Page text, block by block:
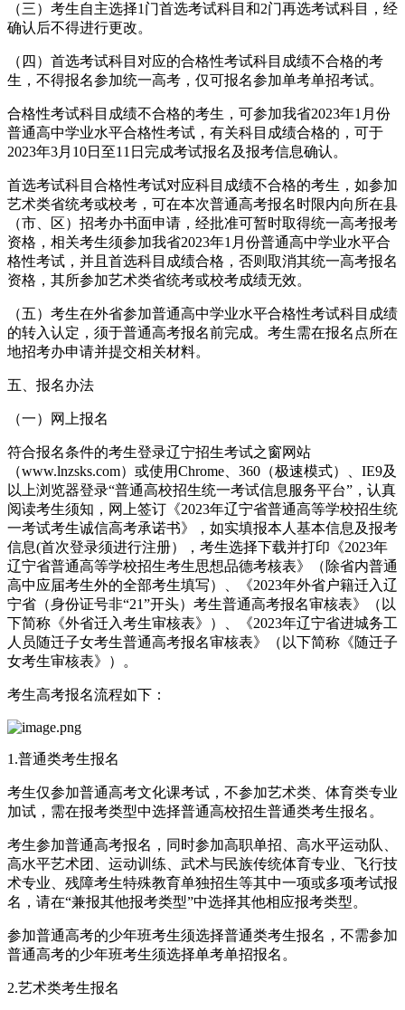
（三）考生自主选择1门首选考试科目和2门再选考试科目，经
确认后不得进行更改。
（四）首选考试科目对应的合格性考试科目成绩不合格的考
生，不得报名参加统一高考，仅可报名参加单考单招考试。
合格性考试科目成绩不合格的考生，可参加我省2023年1月份
普通高中学业水平合格性考试，有关科目成绩合格的，可于
2023年3月10日至11日完成考试报名及报考信息确认。
首选考试科目合格性考试对应科目成绩不合格的考生，如参加
艺术类省统考或校考，可在本次普通高考报名时限内向所在县
（市、区）招考办书面申请，经批准可暂时取得统一高考报考
资格，相关考生须参加我省2023年1月份普通高中学业水平合
格性考试，并且首选科目成绩合格，否则取消其统一高考报名
资格，其所参加艺术类省统考或校考成绩无效。
（五）考生在外省参加普通高中学业水平合格性考试科目成绩
的转入认定，须于普通高考报名前完成。考生需在报名点所在
地招考办申请并提交相关材料。
五、报名办法
（一）网上报名
符合报名条件的考生登录辽宁招生考试之窗网站
（www.lnzsks.com）或使用Chrome、360（极速模式）、IE9及
以上浏览器登录“普通高校招生统一考试信息服务平台”，认真
阅读考生须知，网上签订《2023年辽宁省普通高等学校招生统
一考试考生诚信高考承诺书》，如实填报本人基本信息及报考
信息(首次登录须进行注册），考生选择下载并打印《2023年
辽宁省普通高等学校招生考生思想品德考核表》（除省内普通
高中应届考生外的全部考生填写）、《2023年外省户籍迁入辽
宁省（身份证号非“21”开头）考生普通高考报名审核表》（以
下简称《外省迁入考生审核表》）、《2023年辽宁省进城务工
人员随迁子女考生普通高考报名审核表》（以下简称《随迁子
女考生审核表》）。
考生高考报名流程如下：
1.普通类考生报名
考生仅参加普通高考文化课考试，不参加艺术类、体育类专业
加试，需在报考类型中选择普通高校招生普通类考生报名。
考生参加普通高考报名，同时参加高职单招、高水平运动队、
高水平艺术团、运动训练、武术与民族传统体育专业、飞行技
术专业、残障考生特殊教育单独招生等其中一项或多项考试报
名，请在“兼报其他报考类型”中选择其他相应报考类型。
参加普通高考的少年班考生须选择普通类考生报名，不需参加
普通高考的少年班考生须选择单考单招报名。
2.艺术类考生报名